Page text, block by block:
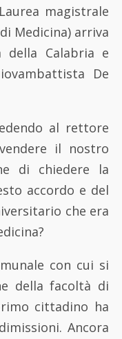
magistrale
Medicina) arriva
della Calabria e
De
al rettore
il nostro
di chiedere la
accordo e del
che era
con cui si
della facoltà di
cittadino ha
Ancora